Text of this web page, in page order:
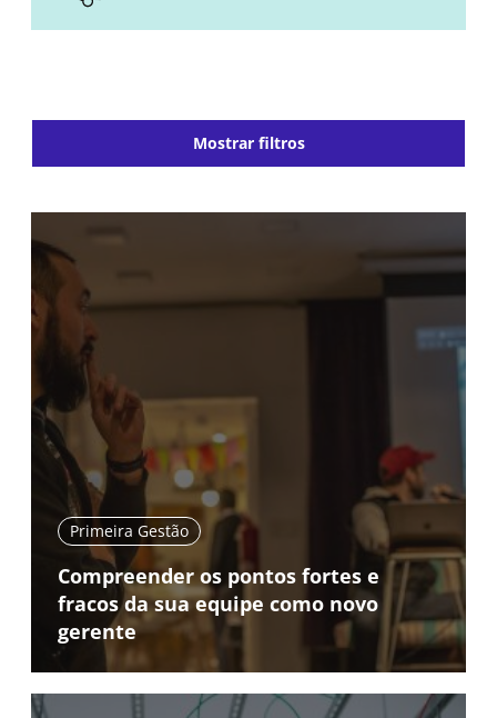
Mostrar filtros
Primeira Gestão
Compreender os pontos fortes e
fracos da sua equipe como novo
gerente